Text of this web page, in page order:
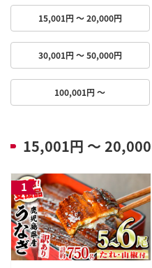
15,001円 ～ 20,000円
30,001円 ～ 50,000円
100,001円 ～
15,001円 ～ 20,000
1